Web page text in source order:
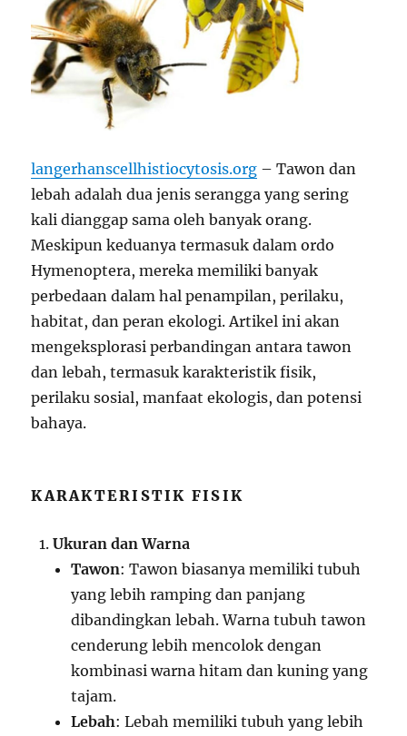
langerhanscellhistiocytosis.org – Tawon dan
lebah adalah dua jenis serangga yang sering
kali dianggap sama oleh banyak orang.
Meskipun keduanya termasuk dalam ordo
Hymenoptera, mereka memiliki banyak
perbedaan dalam hal penampilan, perilaku,
habitat, dan peran ekologi. Artikel ini akan
mengeksplorasi perbandingan antara tawon
dan lebah, termasuk karakteristik fisik,
perilaku sosial, manfaat ekologis, dan potensi
bahaya.
KARAKTERISTIK FISIK
Ukuran dan Warna
Tawon: Tawon biasanya memiliki tubuh
yang lebih ramping dan panjang
dibandingkan lebah. Warna tubuh tawon
cenderung lebih mencolok dengan
kombinasi warna hitam dan kuning yang
tajam.
Lebah: Lebah memiliki tubuh yang lebih